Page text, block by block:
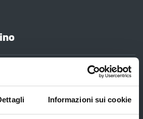
Informazioni sui cookie
Assistenziale
all'estero -
transfrontaliera